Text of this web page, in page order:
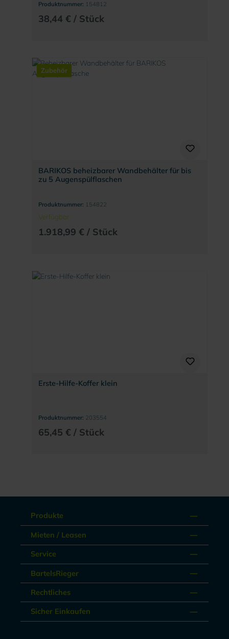
Produktnummer: 154812
38,44 € / Stück
Zubehör
BARIKOS beheizbarer Wandbehälter für bis
zu 5 Augenspülflaschen
Produktnummer: 154822
Verfügbar
1.918,99 € / Stück
Erste-Hilfe-Koffer klein
Produktnummer: 203554
65,45 € / Stück
Produkte
Mieten / Leasen
Service
BartelsRieger
Rechtliches
Sicher Einkaufen